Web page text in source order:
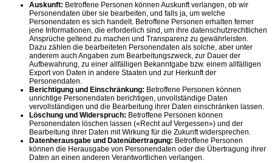
Auskunft: Betroffene Personen können Auskunft verlangen, ob wir
Personendaten über sie bearbeiten, und falls ja, um welche
Personendaten es sich handelt. Betroffene Personen erhalten ferner
jene Informationen, die erforderlich sind, um ihre datenschutzrechtlichen
Ansprüche geltend zu machen und Transparenz zu gewährleisten.
Dazu zählen die bearbeiteten Personendaten als solche, aber unter
anderem auch Angaben zum Bearbeitungszweck, zur Dauer der
Aufbewahrung, zu einer allfälligen Bekanntgabe bzw. einem allfälligen
Export von Daten in andere Staaten und zur Herkunft der
Personendaten.
Berichtigung und Einschränkung: Betroffene Personen können
unrichtige Personendaten berichtigen, unvollständige Daten
vervollständigen und die Bearbeitung ihrer Daten einschränken lassen.
Löschung und Widerspruch: Betroffene Personen können
Personendaten löschen lassen («Recht auf Vergessen») und der
Bearbeitung ihrer Daten mit Wirkung für die Zukunft widersprechen.
Datenherausgabe und Datenübertragung: Betroffene Personen
können die Herausgabe von Personendaten oder die Übertragung ihrer
Daten an einen anderen Verantwortlichen verlangen.